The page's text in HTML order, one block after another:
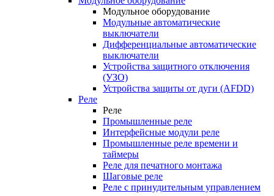
Модульное оборудование
Модульные автоматические
выключатели
Дифференциальные автоматические
выключатели
Устройства защитного отключения
(УЗО)
Устройства защиты от дуги (AFDD)
Реле
Реле
Промышленные реле
Интерфейсные модули реле
Промышленные реле времени и
таймеры
Реле для печатного монтажа
Шаговые реле
Реле с принудительным управлением